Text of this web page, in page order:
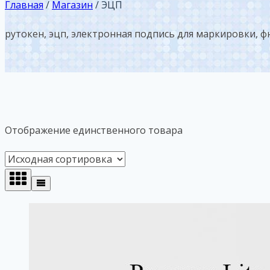
Главная / Магазин/ЭЦП
рутокен, эцп, электронная подпись для маркировки,
Отображение единственного товара